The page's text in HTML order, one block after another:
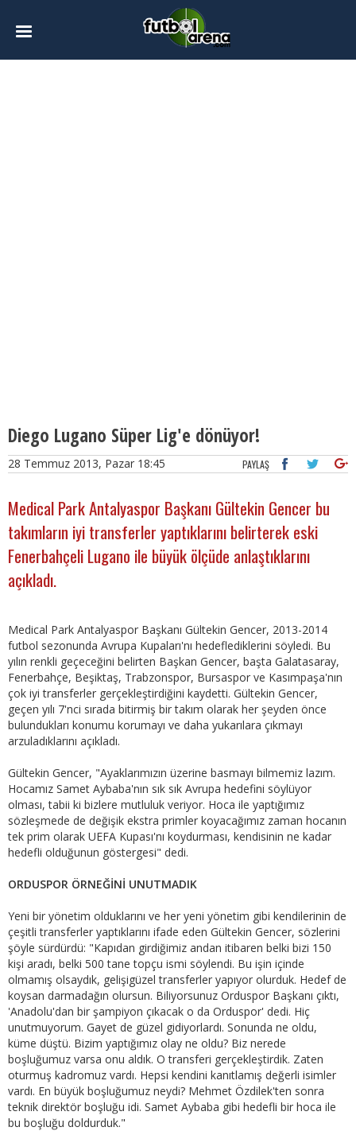
Diego Lugano Süper Lig'e dönüyor!
28 Temmuz 2013, Pazar 18:45 PAYLAŞ
Medical Park Antalyaspor Başkanı Gültekin Gencer bu
takımların iyi transferler yaptıklarını belirterek eski
Fenerbahçeli Lugano ile büyük ölçüde anlaştıklarını
açıkladı.
Medical Park Antalyaspor Başkanı Gültekin Gencer, 2013-2014
futbol sezonunda Avrupa Kupaları'nı hedeflediklerini söyledi. Bu
yılın renkli geçeceğini belirten Başkan Gencer, başta Galatasaray,
Fenerbahçe, Beşiktaş, Trabzonspor, Bursaspor ve Kasımpaşa'nın
çok iyi transferler gerçekleştirdiğini kaydetti. Gültekin Gencer,
geçen yılı 7'nci sırada bitirmiş bir takım olarak her şeyden önce
bulundukları konumu korumayı ve daha yukarılara çıkmayı
arzuladıklarını açıkladı.
Gültekin Gencer, "Ayaklarımızın üzerine basmayı bilmemiz lazım.
Hocamız Samet Aybaba'nın sık sık Avrupa hedefini söylüyor
olması, tabii ki bizlere mutluluk veriyor. Hoca ile yaptığımız
sözleşmede de değişik ekstra primler koyacağımız zaman hocanın
tek prim olarak UEFA Kupası'nı koydurması, kendisinin ne kadar
hedefli olduğunun göstergesi" dedi.
ORDUSPOR ÖRNEĞİNİ UNUTMADIK
Yeni bir yönetim olduklarını ve her yeni yönetim gibi kendilerinin de
çeşitli transferler yaptıklarını ifade eden Gültekin Gencer, sözlerini
şöyle sürdürdü: "Kapıdan girdiğimiz andan itibaren belki bizi 150
kişi aradı, belki 500 tane topçu ismi söylendi. Bu işin içinde
olmamış olsaydık, gelişigüzel transferler yapıyor olurduk. Hedef de
koysan darmadağın olursun. Biliyorsunuz Orduspor Başkanı çıktı,
'Anadolu'dan bir şampiyon çıkacak o da Orduspor' dedi. Hiç
unutmuyorum. Gayet de güzel gidiyorlardı. Sonunda ne oldu,
küme düştü. Bizim yaptığımız olay ne oldu? Biz nerede
boşluğumuz varsa onu aldık. O transferi gerçekleştirdik. Zaten
oturmuş kadromuz vardı. Hepsi kendini kanıtlamış değerli isimler
vardı. En büyük boşluğumuz neydi? Mehmet Özdilek'ten sonra
teknik direktör boşluğu idi. Samet Aybaba gibi hedefli bir hoca ile
bu boşluğu doldurduk."